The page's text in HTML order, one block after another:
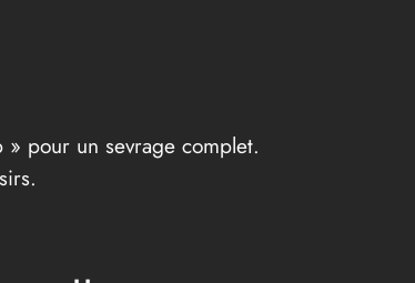
pour un sevrage complet.